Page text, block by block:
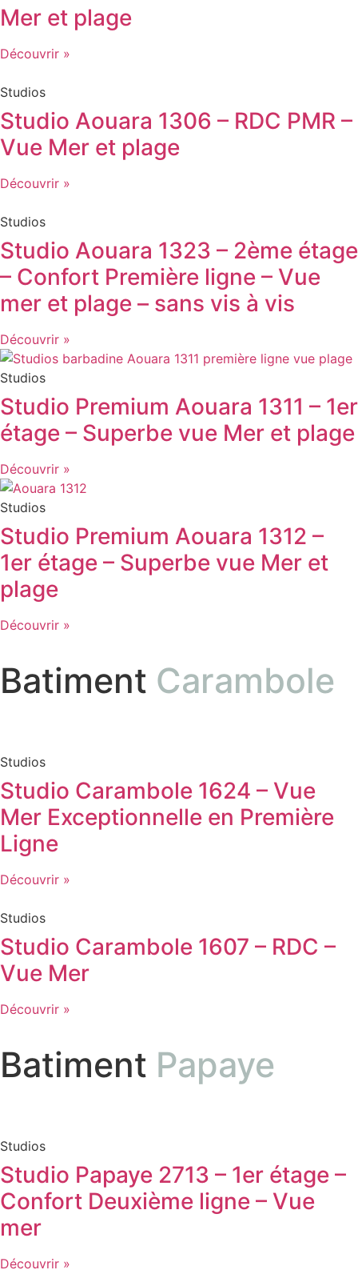
Mer et plage
Découvrir »
Studios
Studio Aouara 1306 – RDC PMR –
Vue Mer et plage
Découvrir »
Studios
Studio Aouara 1323 – 2ème étage
– Confort Première ligne – Vue
mer et plage – sans vis à vis
Découvrir »
Studios
Studio Premium Aouara 1311 – 1er
étage – Superbe vue Mer et plage
Découvrir »
Studios
Studio Premium Aouara 1312 –
1er étage – Superbe vue Mer et
plage
Découvrir »
Batiment Carambole
Studios
Studio Carambole 1624 – Vue
Mer Exceptionnelle en Première
Ligne
Découvrir »
Studios
Studio Carambole 1607 – RDC –
Vue Mer
Découvrir »
Batiment Papaye
Studios
Studio Papaye 2713 – 1er étage –
Confort Deuxième ligne – Vue
mer
Découvrir »